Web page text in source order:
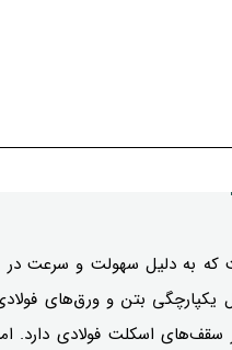
به دلیل سهولت و سرعت در
بتن و ورق‌های
اسکلت فولادی دارد.